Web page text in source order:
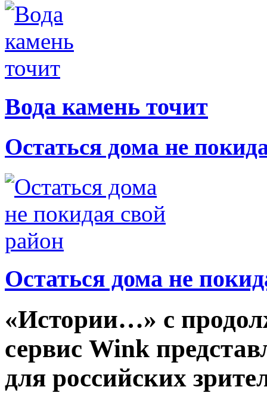
Вода камень точит
Остаться дома не
Остаться дома не
«Истории…» с
сервис Wink
для российских